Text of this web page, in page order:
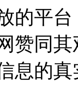
的平
赞同
息的